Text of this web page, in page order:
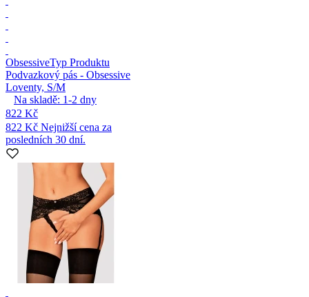
ObsessiveTyp Produktu
Podvazkový pás - Obsessive
Loventy, S/M
Na skladě: 1-2 dny
822 Kč
822 Kč Nejnižší cena za
posledních 30 dní.